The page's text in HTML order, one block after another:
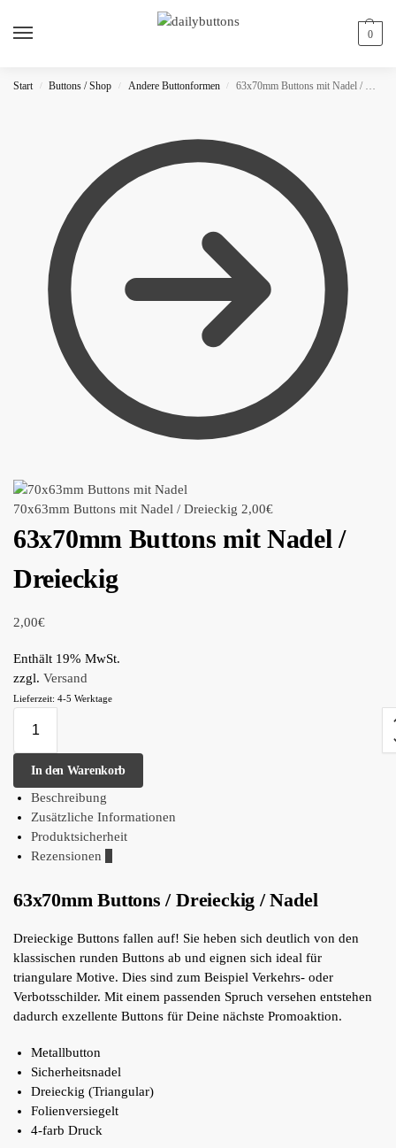
0
Start / Buttons / Shop / Andere Buttonformen / 63x70mm Buttons mit Nadel / Dreieckig
70x63mm Buttons mit Nadel / Dreieckig 2,00€
63x70mm Buttons mit Nadel /
Dreieckig
2,00€
Enthält 19% MwSt.
zzgl. Versand
Lieferzeit: 4-5 Werktage
In den Warenkorb
Beschreibung
Zusätzliche Informationen
Produktsicherheit
Rezensionen
63x70mm Buttons / Dreieckig / Nadel
Dreieckige Buttons fallen auf! Sie heben sich deutlich von den
klassischen runden Buttons ab und eignen sich ideal für
triangulare Motive. Dies sind zum Beispiel Verkehrs- oder
Verbotsschilder. Mit einem passenden Spruch versehen entstehen
dadurch exzellente Buttons für Deine nächste Promoaktion.
Metallbutton
Sicherheitsnadel
Dreieckig (Triangular)
Folienversiegelt
4-farb Druck